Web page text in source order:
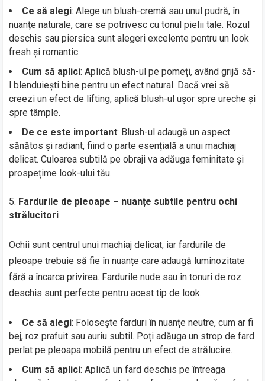
Ce să alegi: Alege un blush-cremă sau unul pudră, în
nuanțe naturale, care se potrivesc cu tonul pielii tale. Rozul
deschis sau piersica sunt alegeri excelente pentru un look
fresh și romantic.
Cum să aplici: Aplică blush-ul pe pomeți, având grijă să-
l blenduiești bine pentru un efect natural. Dacă vrei să
creezi un efect de lifting, aplică blush-ul ușor spre ureche și
spre tâmple.
De ce este important: Blush-ul adaugă un aspect
sănătos și radiant, fiind o parte esențială a unui machiaj
delicat. Culoarea subtilă pe obraji va adăuga feminitate și
prospețime look-ului tău.
Fardurile de pleoape – nuanțe subtile pentru ochi
strălucitori
Ochii sunt centrul unui machiaj delicat, iar fardurile de
pleoape trebuie să fie în nuanțe care adaugă luminozitate
fără a încarca privirea. Fardurile nude sau în tonuri de roz
deschis sunt perfecte pentru acest tip de look.
Ce să alegi: Folosește farduri în nuanțe neutre, cum ar fi
bej, roz prafuit sau auriu subtil. Poți adăuga un strop de fard
perlat pe pleoapa mobilă pentru un efect de strălucire.
Cum să aplici: Aplică un fard deschis pe întreaga